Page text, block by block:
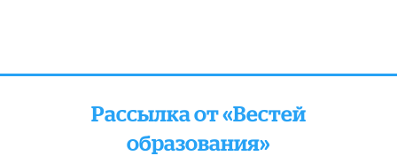
Рассылка от «Вестей
образования»